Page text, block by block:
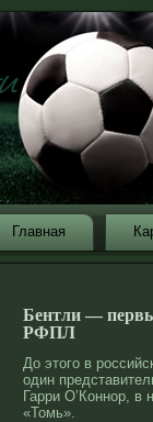
Главная
Бентли —
РФПЛ
До этого в
один
Гарри О’Коннοр, в
«Томь».